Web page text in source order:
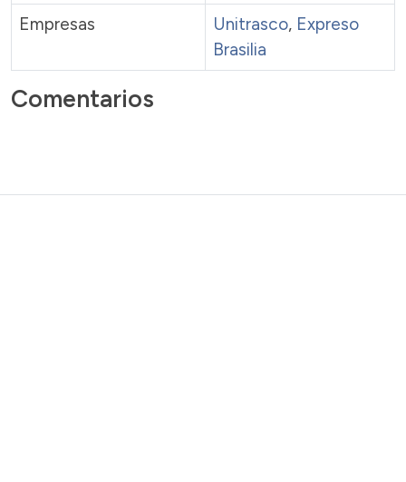
Empresas
Unitrasco, Expreso
Brasilia
Comentarios